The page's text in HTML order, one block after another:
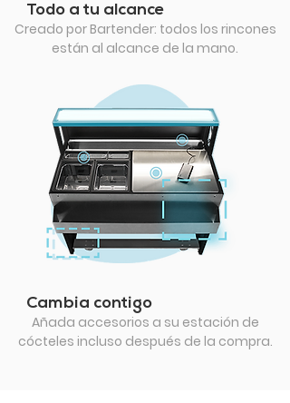
Todo a tu alcance
Creado por Bartender: todos los rincones
están al alcance de la mano.
Cambia contigo
Añada accesorios a su estación de
cócteles incluso después de la compra.